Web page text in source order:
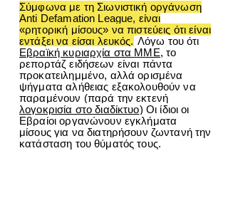
Σύμφωνα με τη Σιωνιστική οργάνωση
Anti Defamation League, είναι
«ρητορική μίσους» να πιστεύεις ότι είναι
εντάξει να είσαι λευκός. Λόγω του ότι
Εβραϊκή κυριαρχία στα ΜΜΕ, το
ρεπορτάζ ειδήσεων είναι πάντα
προκατειλημμένο, αλλά ορισμένα
ψήγματα αλήθειας εξακολουθούν να
παραμένουν (παρά την εκτενή
λογοκρισία στο διαδίκτυο) Οι ίδιοι οι
Εβραίοι οργανώνουν εγκλήματα
μίσους για να διατηρήσουν ζωντανή την
κατάσταση του θύματός τους.